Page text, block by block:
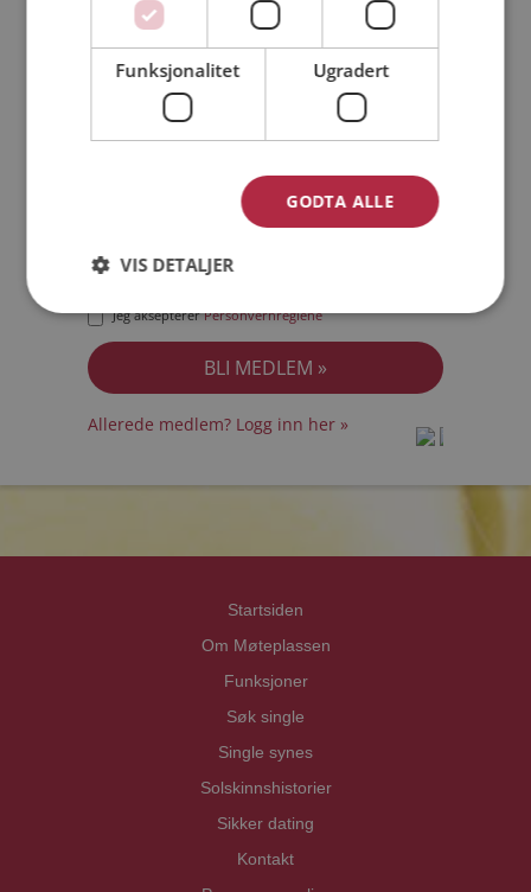
Jeg akseptererPersonvernreglene
Allerede medlem? Logg inn her »
Startsiden
Om Møteplassen
Funksjoner
Søk single
Single synes
Solskinnshistorier
Sikker dating
Kontakt
Funksjonalitet Ugradert
GODTA ALLE
VIS DETALJER